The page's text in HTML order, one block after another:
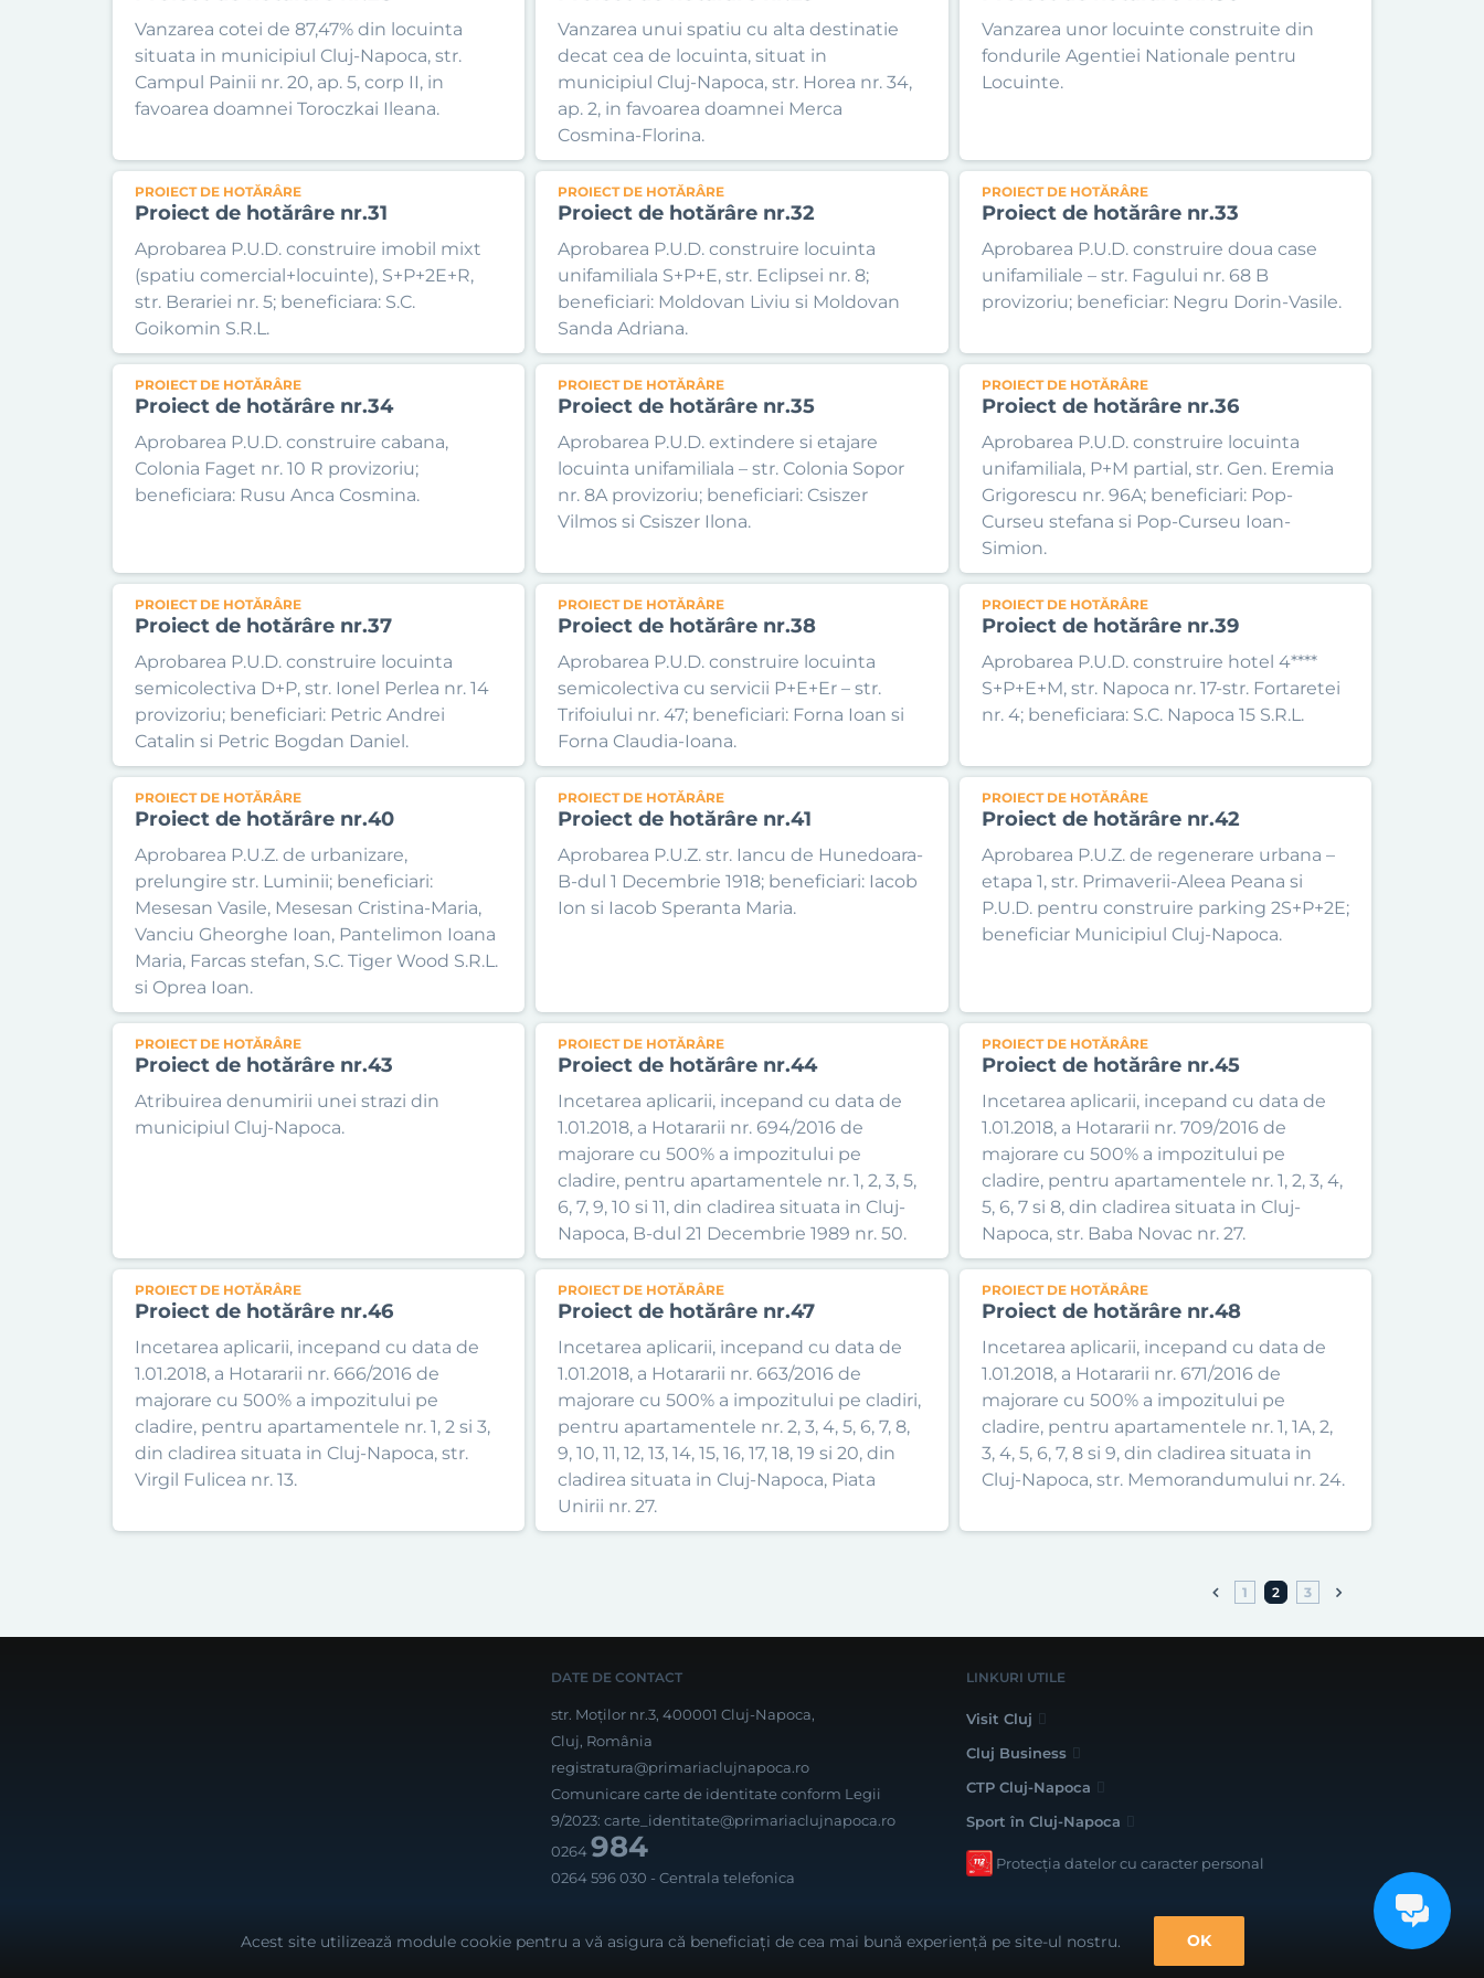
Vanzarea cotei de 87,47% din locuinta
situata in municipiul Cluj-Napoca, str.
Campul Painii nr. 20, ap. 5, corp II, in
favoarea doamnei Toroczkai Ileana.
Vanzarea unui spatiu cu alta destinatie
decat cea de locuinta, situat in
municipiul Cluj-Napoca, str. Horea nr. 34,
ap. 2, in favoarea doamnei Merca
Cosmina-Florina.
Vanzarea unor locuinte construite din
fondurile Agentiei Nationale pentru
Locuinte.
PROIECT DE HOTĂRÂRE
Proiect de hotărâre nr.31
Aprobarea P.U.D. construire imobil mixt
(spatiu comercial+locuinte), S+P+2E+R,
str. Berariei nr. 5; beneficiara: S.C.
Goikomin S.R.L.
PROIECT DE HOTĂRÂRE
Proiect de hotărâre nr.32
Aprobarea P.U.D. construire locuinta
unifamiliala S+P+E, str. Eclipsei nr. 8;
beneficiari: Moldovan Liviu si Moldovan
Sanda Adriana.
PROIECT DE HOTĂRÂRE
Proiect de hotărâre nr.33
Aprobarea P.U.D. construire doua case
unifamiliale – str. Fagului nr. 68 B
provizoriu; beneficiar: Negru Dorin-Vasile.
PROIECT DE HOTĂRÂRE
Proiect de hotărâre nr.34
Aprobarea P.U.D. construire cabana,
Colonia Faget nr. 10 R provizoriu;
beneficiara: Rusu Anca Cosmina.
PROIECT DE HOTĂRÂRE
Proiect de hotărâre nr.35
Aprobarea P.U.D. extindere si etajare
locuinta unifamiliala – str. Colonia Sopor
nr. 8A provizoriu; beneficiari: Csiszer
Vilmos si Csiszer Ilona.
PROIECT DE HOTĂRÂRE
Proiect de hotărâre nr.36
Aprobarea P.U.D. construire locuinta
unifamiliala, P+M partial, str. Gen. Eremia
Grigorescu nr. 96A; beneficiari: Pop-
Curseu stefana si Pop-Curseu Ioan-
Simion.
PROIECT DE HOTĂRÂRE
Proiect de hotărâre nr.37
Aprobarea P.U.D. construire locuinta
semicolectiva D+P, str. Ionel Perlea nr. 14
provizoriu; beneficiari: Petric Andrei
Catalin si Petric Bogdan Daniel.
PROIECT DE HOTĂRÂRE
Proiect de hotărâre nr.38
Aprobarea P.U.D. construire locuinta
semicolectiva cu servicii P+E+Er – str.
Trifoiului nr. 47; beneficiari: Forna Ioan si
Forna Claudia-Ioana.
PROIECT DE HOTĂRÂRE
Proiect de hotărâre nr.39
Aprobarea P.U.D. construire hotel 4****
S+P+E+M, str. Napoca nr. 17-str. Fortaretei
nr. 4; beneficiara: S.C. Napoca 15 S.R.L.
PROIECT DE HOTĂRÂRE
Proiect de hotărâre nr.40
Aprobarea P.U.Z. de urbanizare,
prelungire str. Luminii; beneficiari:
Mesesan Vasile, Mesesan Cristina-Maria,
Vanciu Gheorghe Ioan, Pantelimon Ioana
Maria, Farcas stefan, S.C. Tiger Wood S.R.L.
si Oprea Ioan.
PROIECT DE HOTĂRÂRE
Proiect de hotărâre nr.41
Aprobarea P.U.Z. str. Iancu de Hunedoara-
B-dul 1 Decembrie 1918; beneficiari: Iacob
Ion si Iacob Speranta Maria.
PROIECT DE HOTĂRÂRE
Proiect de hotărâre nr.42
Aprobarea P.U.Z. de regenerare urbana –
etapa 1, str. Primaverii-Aleea Peana si
P.U.D. pentru construire parking 2S+P+2E;
beneficiar Municipiul Cluj-Napoca.
PROIECT DE HOTĂRÂRE
Proiect de hotărâre nr.43
Atribuirea denumirii unei strazi din
municipiul Cluj-Napoca.
PROIECT DE HOTĂRÂRE
Proiect de hotărâre nr.44
Incetarea aplicarii, incepand cu data de
1.01.2018, a Hotararii nr. 694/2016 de
majorare cu 500% a impozitului pe
cladire, pentru apartamentele nr. 1, 2, 3, 5,
6, 7, 9, 10 si 11, din cladirea situata in Cluj-
Napoca, B-dul 21 Decembrie 1989 nr. 50.
PROIECT DE HOTĂRÂRE
Proiect de hotărâre nr.45
Incetarea aplicarii, incepand cu data de
1.01.2018, a Hotararii nr. 709/2016 de
majorare cu 500% a impozitului pe
cladire, pentru apartamentele nr. 1, 2, 3, 4,
5, 6, 7 si 8, din cladirea situata in Cluj-
Napoca, str. Baba Novac nr. 27.
PROIECT DE HOTĂRÂRE
Proiect de hotărâre nr.46
Incetarea aplicarii, incepand cu data de
1.01.2018, a Hotararii nr. 666/2016 de
majorare cu 500% a impozitului pe
cladire, pentru apartamentele nr. 1, 2 si 3,
din cladirea situata in Cluj-Napoca, str.
Virgil Fulicea nr. 13.
PROIECT DE HOTĂRÂRE
Proiect de hotărâre nr.47
Incetarea aplicarii, incepand cu data de
1.01.2018, a Hotararii nr. 663/2016 de
majorare cu 500% a impozitului pe cladiri,
pentru apartamentele nr. 2, 3, 4, 5, 6, 7, 8,
9, 10, 11, 12, 13, 14, 15, 16, 17, 18, 19 si 20, din
cladirea situata in Cluj-Napoca, Piata
Unirii nr. 27.
PROIECT DE HOTĂRÂRE
Proiect de hotărâre nr.48
Incetarea aplicarii, incepand cu data de
1.01.2018, a Hotararii nr. 671/2016 de
majorare cu 500% a impozitului pe
cladire, pentru apartamentele nr. 1, 1A, 2,
3, 4, 5, 6, 7, 8 si 9, din cladirea situata in
Cluj-Napoca, str. Memorandumului nr. 24.
1 2 3
DATE DE CONTACT
str. Moților nr.3, 400001 Cluj-Napoca,
Cluj, România
registratura@primariaclujnapoca.ro
Comunicare carte de identitate conform Legii
9/2023: carte_identitate@primariaclujnapoca.ro
0264984
0264 596 030 - Centrala telefonica
LINKURI UTILE
Visit Cluj
Cluj Business
CTP Cluj-Napoca
Sport în Cluj-Napoca
Protecția datelor cu caracter personal
Realizat cu bune intenții de către
Acest site utilizează module cookie pentru a vă asigura că beneficiați de cea mai bună experiență pe site-ul nostru. OK